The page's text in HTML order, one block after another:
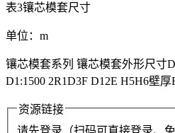
表3镶芯模套尺寸
单位：m
镶芯模套系列 镶芯模套外形尺寸
D1:1500 2R1D3F D12E H5H6壁
资源链接
请先登录（扫码可直接登录、免